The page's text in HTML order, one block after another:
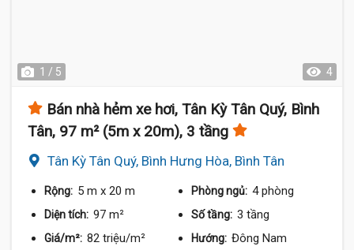
1 / 5 4
Bán nhà hẻm xe hơi, Tân Kỳ Tân Quý, Bình
Tân, 97 m² (5m x 20m), 3 tầng
Tân Kỳ Tân Quý, Bình Hưng Hòa, Bình Tân
Rộng: 5 m x 20 m Phòng ngủ: 4 phòng
Diện tích: 97 m² Số tầng: 3 tầng
Giá/m²: 82 triệu/m² Hướng: Đông Nam